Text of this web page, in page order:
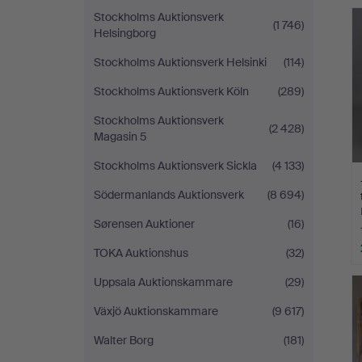
Stockholms Auktionsverk
Helsingborg
(1 746)
Stockholms Auktionsverk Helsinki
(114)
Stockholms Auktionsverk Köln
(289)
Stockholms Auktionsverk
Magasin 5
(2 428)
Stockholms Auktionsverk Sickla
(4 133)
Södermanlands Auktionsverk
(8 694)
Sørensen Auktioner
(16)
TOKA Auktionshus
(32)
Uppsala Auktionskammare
(29)
Växjö Auktionskammare
(9 617)
Walter Borg
(181)